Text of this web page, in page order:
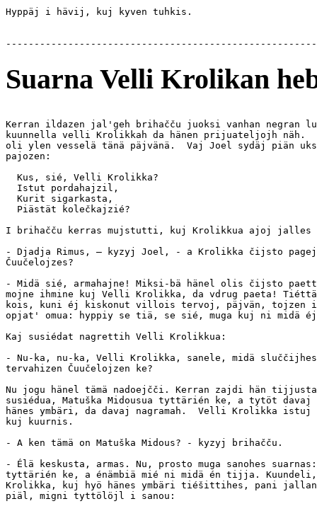
Hyppäj i hävij, kuj kyven tuhkis.
Suarna Velli Krolikan
Kerran ildazen jal'geh brihačču juoksi vanhan negran
kuunnella velli Krolikkah da hänen prijuateljojh näh.
oli ylen vesselä tänä päjvänä.  Vaj Joel sydäj piän
pajozen:
  Kus, sié, Velli Krolikka?
  Istut pordahajzil,
  Kurit sigarkasta,
  Piästät kolečkajzié?
I brihačču kerras mujstutti, kuj Krolikkua ajoj jalles
- Djadja Rimus, — kyzyj Joel, - a Krolikka čijsto
Čuučelojzes?
- Midä sié, armahajne! Miksi-bä hänel olis čijsto
mojne ihmine kuj Velli Krolikka, da vdrug paeta!
kois, kuni éj kiskonut villois tervoj, päjvän, tojzen
opjat' omua: hyppiy se tiä, se sié, muga kuj ni midä
Kaj susiédat nagrettih Velli Krolikkua:
- Nu-ka, nu-ka, Velli Krolikka, sanele, midä
tervahizen Čuučelojzen ke?
Nu jogu hänel tämä nadoejčči. Kerran zajdi hän
susiédua, Matuška Midousua tyttärién ke, a tytöt davaj
hänes ymbäri, da davaj nagramah.  Velli Krolikka
kuj kuurnis.
- A ken tämä on Matuška Midous? - kyzyj brihačču.
- Élä keskusta, armas. Nu, prosto muga sanohes suarnas:
tyttärién ke, a énämbiä mié ni midä én tijja.
Krolikka, kuj hyö hänes ymbäri tiéšittihes, pani
piäl, migni tyttölöjl i sanou: